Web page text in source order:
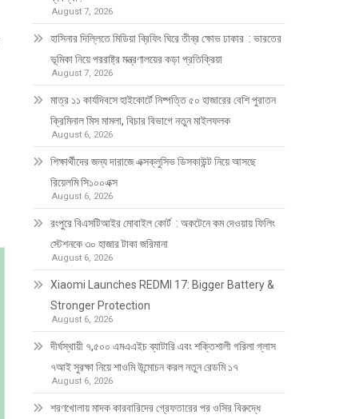
August 7, 2026
হাসিনার দিল্লিতে মিডিয়া ব্রিফিং ঘিরে তীব্র ক্ষোভ ঢাকার : ভারতের
ভূমিকা নিয়ে পররাষ্ট্র মন্ত্রণালয়ের কড়া প্রতিক্রিয়া
August 7, 2026
মাত্র ১১ কার্যদিবসে হাইকোর্টে নিষ্পত্তি ৫০ হাজারের বেশি পুরাতন
ক্রিমিনাল মিস মামলা, বিচার বিভাগে নতুন মাইলফলক
August 6, 2026
শিক্ষার্থীদের জন্য দারাজে এক্সক্লুসিভ ডিসকাউন্ট নিয়ে আসছে
রিয়েলমি সি১০০এক্স
August 6, 2026
রংপুরে বিএসটিআইর মোবাইল কোর্ট : অকটেনে কম দেওয়ায় ফিলিং
স্টেশনকে ৩০ হাজার টাকা জরিমানা
August 6, 2026
Xiaomi Launches REDMI 17: Bigger Battery &
Stronger Protection
August 6, 2026
দীর্ঘস্থায়ী ৭,৫০০ এমএএইচ ব্যাটারি এবং শক্তিশালী গরিলা গ্লাস
৭আই সুরক্ষা নিয়ে শাওমি উন্মোচন করল নতুন রেডমি ১৭
August 6, 2026
শরণখোলায় মাদক কারবারিদের গ্রেফতারের পর ওসির বিরুদ্ধে